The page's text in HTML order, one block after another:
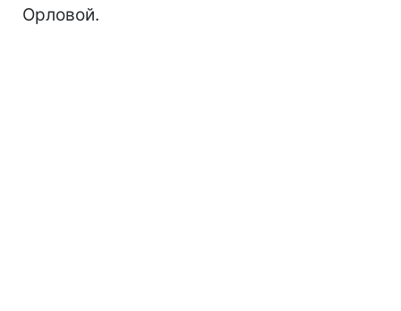
Орловой.